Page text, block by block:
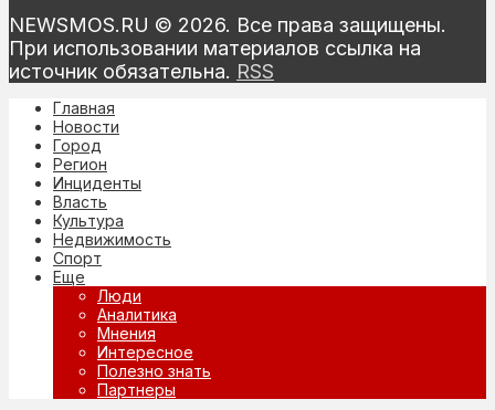
NEWSMOS.RU © 2026. Все права защищены.
При использовании материалов ссылка на
источник обязательна. RSS
Главная
Новости
Город
Регион
Инциденты
Власть
Культура
Недвижимость
Спорт
Еще
Люди
Аналитика
Мнения
Интересное
Полезно знать
Партнеры